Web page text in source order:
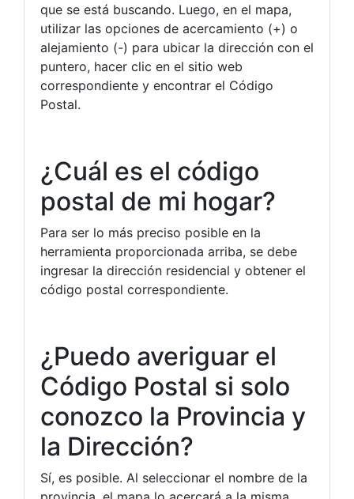
que se está buscando. Luego, en el mapa,
utilizar las opciones de acercamiento (+) o
alejamiento (-) para ubicar la dirección con el
puntero, hacer clic en el sitio web
correspondiente y encontrar el Código
Postal.
¿Cuál es el código
postal de mi hogar?
Para ser lo más preciso posible en la
herramienta proporcionada arriba, se debe
ingresar la dirección residencial y obtener el
código postal correspondiente.
¿Puedo averiguar el
Código Postal si solo
conozco la Provincia y
la Dirección?
Sí, es posible. Al seleccionar el nombre de la